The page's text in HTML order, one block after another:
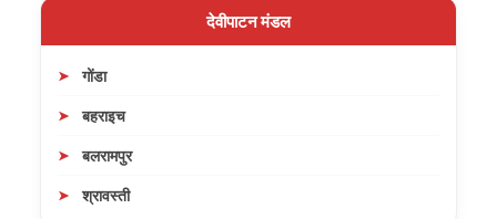
देवीपाटन मंडल
गोंडा
बहराइच
बलरामपुर
श्रावस्ती